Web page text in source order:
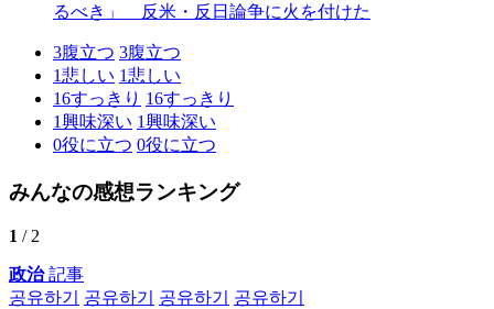
るべき」 反米・反日論争に火を付けた
3腹立つ 3腹立つ
1悲しい 1悲しい
16すっきり 16すっきり
1興味深い 1興味深い
0役に立つ 0役に立つ
みんなの感想ランキング
1 / 2
政治記事
공유하기
공유하기 공유하기 공유하기